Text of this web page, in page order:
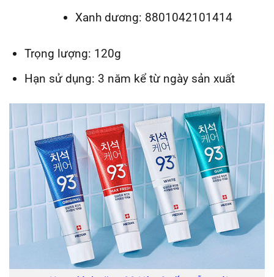
Xanh dương: 8801042101414
Trọng lượng: 120g
Hạn sử dụng: 3 năm kể từ ngày sản xuất